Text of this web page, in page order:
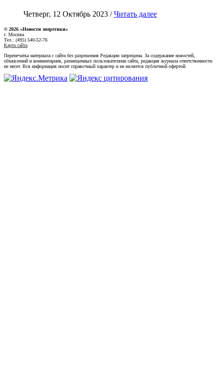
Четверг, 12 Октябрь 2023 /Читать далее
© 2026 «Новости энеретики»
г. Москва
Тел.: (495) 540-52-76
Карта сайта
Перепечатка материала с сайта без разрешения Редакции запрещена. За содержание новостей,
объявлений и комментариев, размещенных пользователями сайта, редакция журнала ответственности
не несет. Вся информация носит справочный характер и не является публичной офертой.